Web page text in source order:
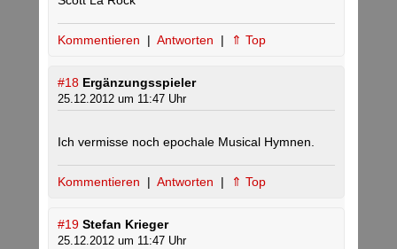
Kommentieren | Antworten | ⇑ Top
#18 Ergänzungsspieler
25.12.2012 um 11:47 Uhr
Ich vermisse noch epochale Musical Hymnen.
Kommentieren | Antworten | ⇑ Top
#19 Stefan Krieger
25.12.2012 um 11:47 Uhr